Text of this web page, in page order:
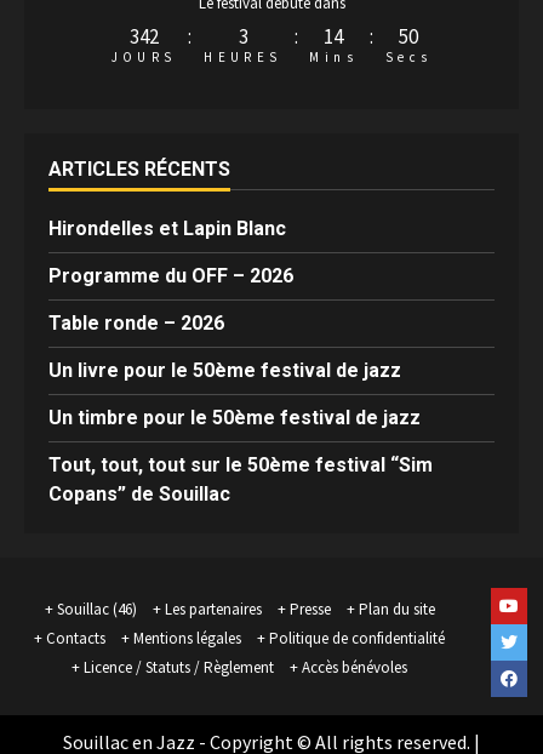
342
JOURS
: 3
HEURES
: 14
Mins
: 50
Secs
ARTICLES RÉCENTS
Hirondelles et Lapin Blanc
Programme du OFF – 2026
Table ronde – 2026
Un livre pour le 50ème festival de jazz
Un timbre pour le 50ème festival de jazz
Tout, tout, tout sur le 50ème festival “Sim
Copans” de Souillac
Souillac (46) Les partenaires Presse
Plan du site
Contacts
Mentions légales
Politique de confidentialité
Licence / Statuts / Règlement
Accès bénévoles
Souillac en Jazz - Copyright © All rights reserved. |